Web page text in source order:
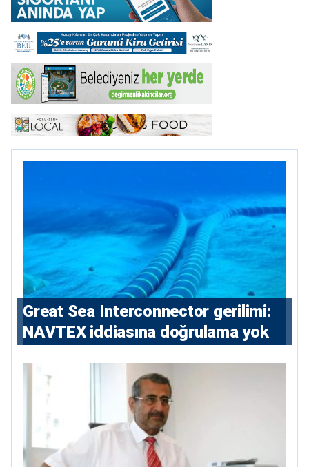
Great Sea Interconnector gerilimi:
NAVTEX iddiasına doğrulama yok